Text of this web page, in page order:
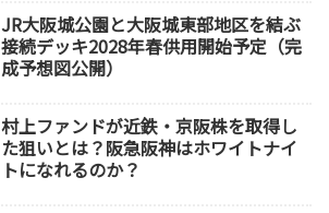
JR大阪城公園と大阪城東部地区を結ぶ
接続デッキ2028年春供用開始予定（完
成予想図公開）
村上ファンドが近鉄・京阪株を取得し
た狙いとは？阪急阪神はホワイトナイ
トになれるのか？